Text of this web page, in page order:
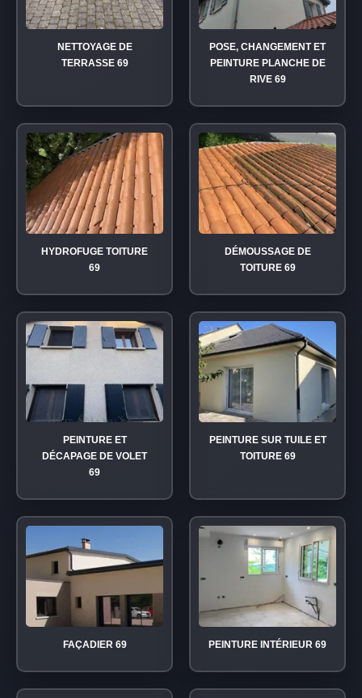
NETTOYAGE DE
TERRASSE 69
POSE, CHANGEMENT ET
PEINTURE PLANCHE DE
RIVE 69
HYDROFUGE TOITURE
69
DÉMOUSSAGE DE
TOITURE 69
PEINTURE ET
DÉCAPAGE DE VOLET
69
PEINTURE SUR TUILE ET
TOITURE 69
FAÇADIER 69 PEINTURE INTÉRIEUR 69